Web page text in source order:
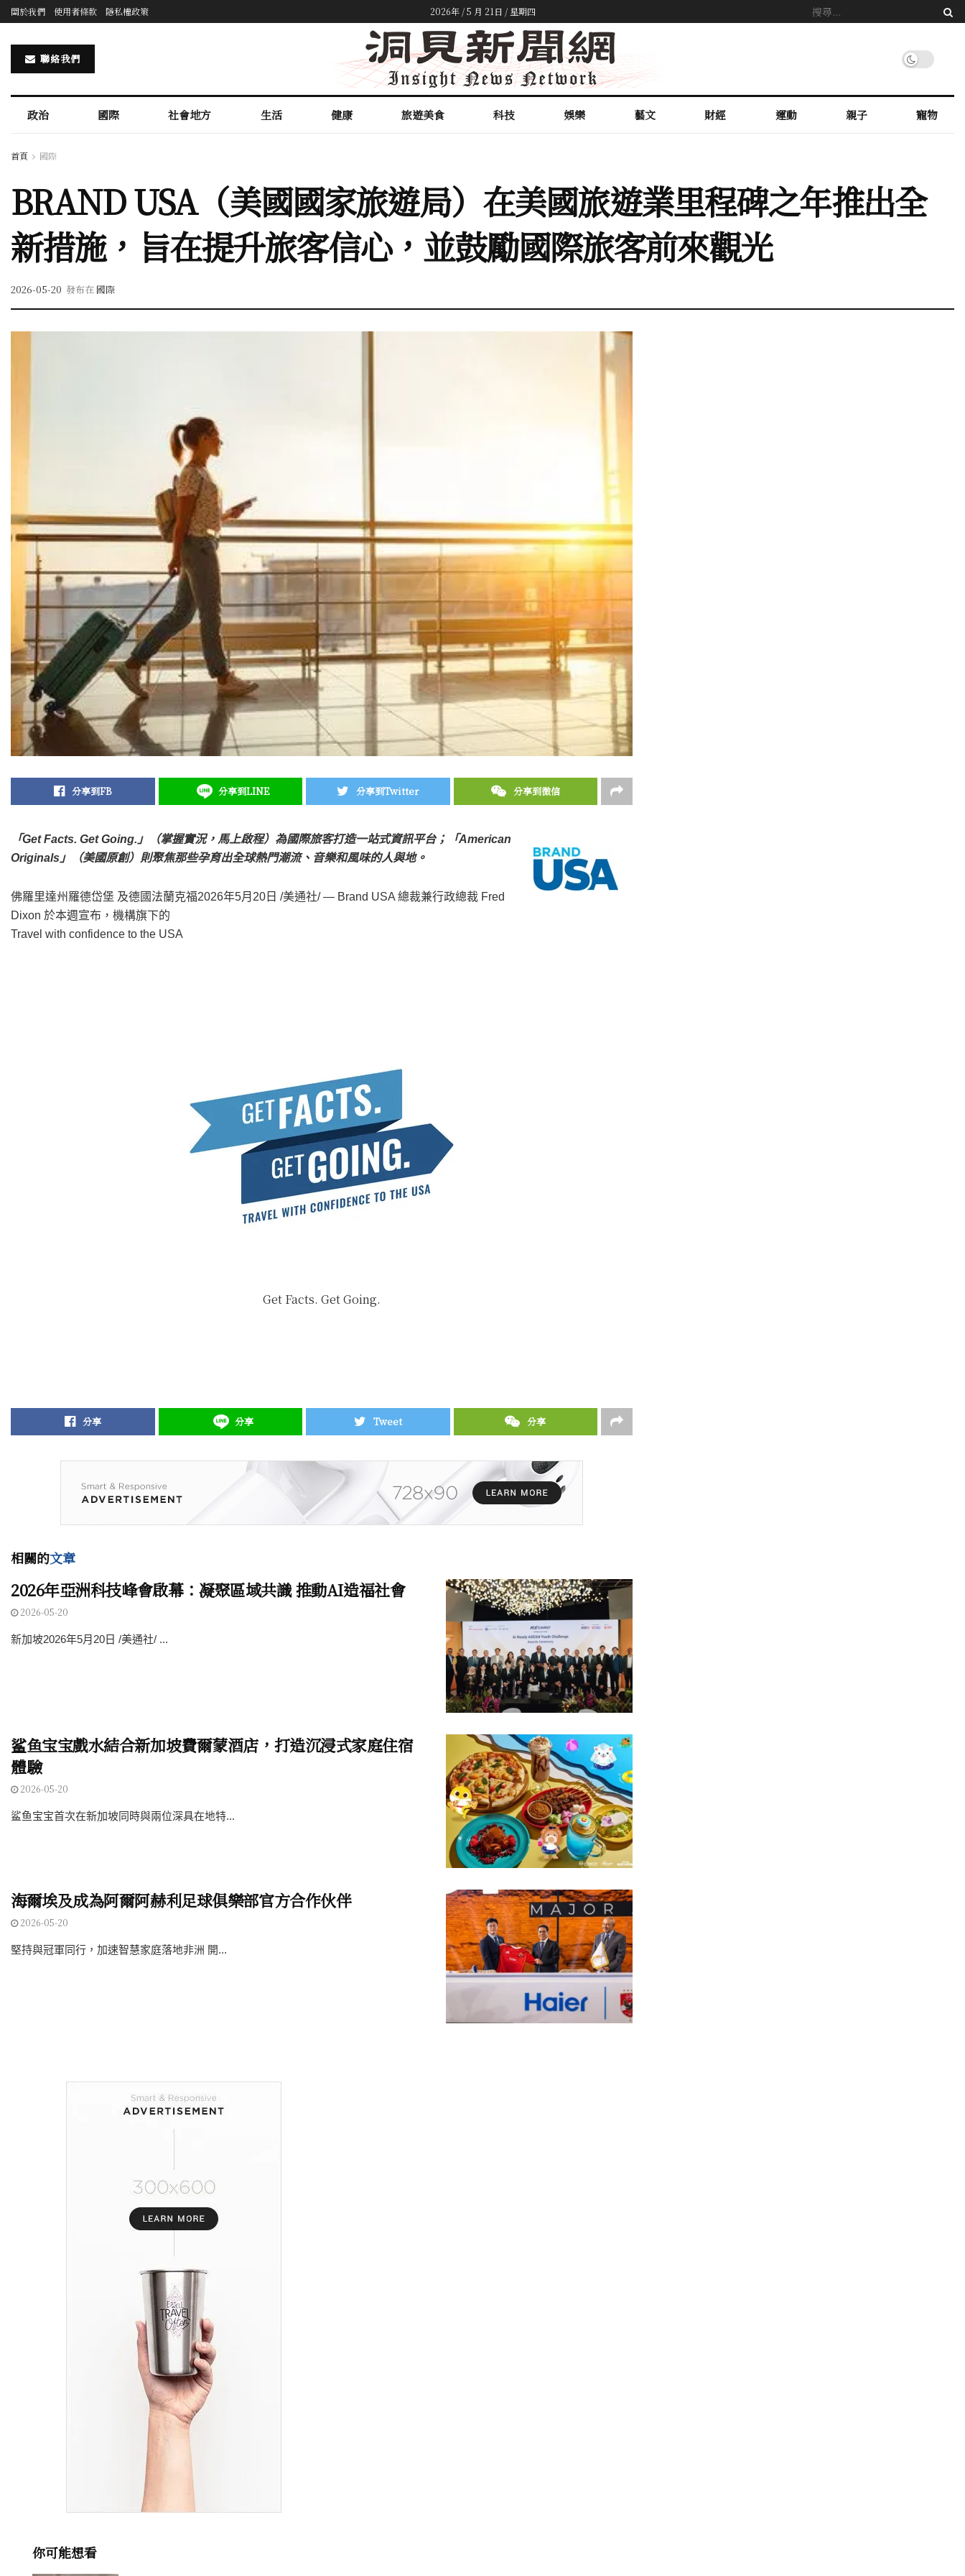
關於我們 使用者條款 隱私權政策 2026年 / 5 月 21日 / 星期四
聯絡我們
政治 國際 社會地方 生活 健康 旅遊美食 科技 娛樂 藝文 財經 運動 親子 寵物
首頁 國際
BRAND USA（美國國家旅遊局）在美國旅遊業里程碑之年推出全
新措施，旨在提升旅客信心，並鼓勵國際旅客前來觀光
2026-05-20 發布在 國際
分享到FB 分享到LINE 分享到Twitter 分享到微信
「Get Facts. Get Going.」（掌握實況，馬上啟程）為國際旅客打造一站式資訊平台；「American
Originals」（美國原創）則聚焦那些孕育出全球熱門潮流、音樂和風味的人與地。
佛羅里達州羅德岱堡 及德國法蘭克福2026年5月20日 /美通社/ — Brand USA 總裁兼行政總裁 Fred
Dixon 於本週宣布，機構旗下的
Travel with confidence to the USA
Get Facts. Get Going.
分享 分享 Tweet 分享
相關的文章
2026年亞洲科技峰會啟幕：凝聚區域共識 推動AI造福社會
2026-05-20
新加坡2026年5月20日 /美通社/ ...
鲨鱼宝宝戲水結合新加坡費爾蒙酒店，打造沉浸式家庭住宿
體驗
2026-05-20
鲨鱼宝宝首次在新加坡同時與兩位深具在地特...
海爾埃及成為阿爾阿赫利足球俱樂部官方合作伙伴
2026-05-20
堅持與冠軍同行，加速智慧家庭落地非洲 開...
你可能想看